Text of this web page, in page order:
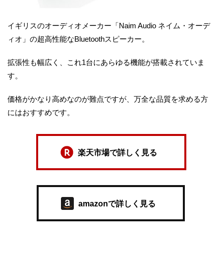
イギリスのオーディオメーカー「Naim Audio ネイム・オーデ
ィオ」の超高性能なBluetoothスピーカー。
拡張性も幅広く、これ1台にあらゆる機能が搭載されていま
す。
価格がかなり高めなのが難点ですが、万全な品質を求める方
にはおすすめです。
楽天市場で詳しく見る
amazonで詳しく見る